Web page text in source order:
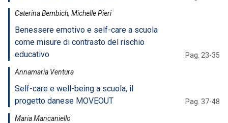
Caterina Bembich, Michelle Pieri
Benessere emotivo e self-care a scuola
come misure di contrasto del rischio
educativo
Pag. 23-35
Annamaria Ventura
Self-care e well-being a scuola, il
progetto danese MOVEOUT
Pag. 37-48
Maria Mancaniello